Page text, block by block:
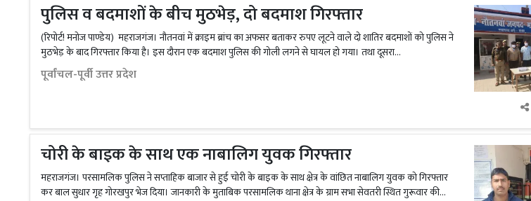
पुलिस व बदमाशों के बीच मुठभेड़, दो बदमाश गिरफ्तार
(रिपोर्ट! मनोज पाण्डेय) महराजगंज। नौतनवां में क्राइम ब्रांच का अफसर बताकर रुपए लूटने वाले दो शातिर बदमाशों को पुलिस ने
मुठभेड़ के बाद गिरफ्तार किया है। इस दौरान एक बदमाश पुलिस की गोली लगने से घायल हो गया। तथा दूसरा...
पूर्वांचल-पूर्वी उत्तर प्रदेश
चोरी के बाइक के साथ एक नाबालिग युवक गिरफ्तार
महराजगंज। परसामलिक पुलिस ने सप्ताहिक बाजार से हुई चोरी के बाइक के साथ क्षेत्र के वांछित नाबालिग युवक को गिरफ्तार
कर बाल सुधार गृह गोरखपुर भेज दिया। जानकारी के मुताबिक परसामलिक थाना क्षेत्र के ग्राम सभा सेवतरी स्थित गुरूवार की...